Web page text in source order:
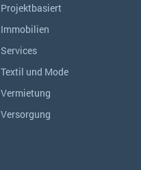
Projektbasiert
Immobilien
Services
Textil und Mode
Vermietung
Versorgung